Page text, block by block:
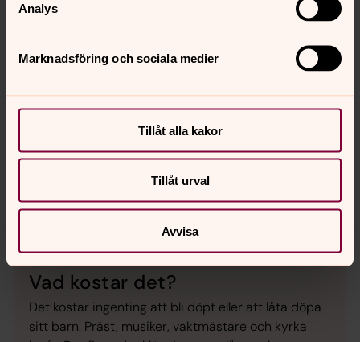
Analys
Marknadsföring och sociala medier
Tillåt alla kakor
Tillåt urval
Avvisa
För att se innehållet behöver du acceptera kakor
för inställningar.
Se videon på Streamio i stället.
Vad kostar det?
Det kostar ingenting att bli döpt eller att låta döpa
sitt barn. Präst, musiker, vaktmästare och kyrka